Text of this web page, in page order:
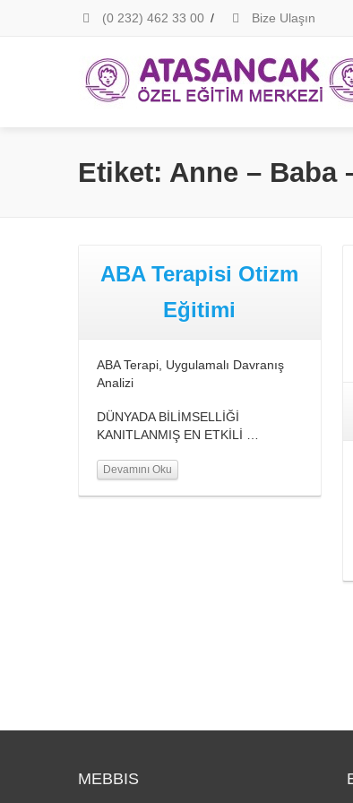
(0 232) 462 33 00 / Bize Ulaşın
Etiket: Anne – Baba
ABA Terapisi Otizm
Eğitimi
ABA Terapi, Uygulamalı Davranış
Analizi
DÜNYADA BİLİMSELLİĞİ
KANITLANMIŞ EN ETKİLİ …
Devamını Oku
MEBBIS